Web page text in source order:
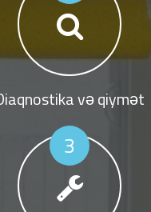
və qiymət
3